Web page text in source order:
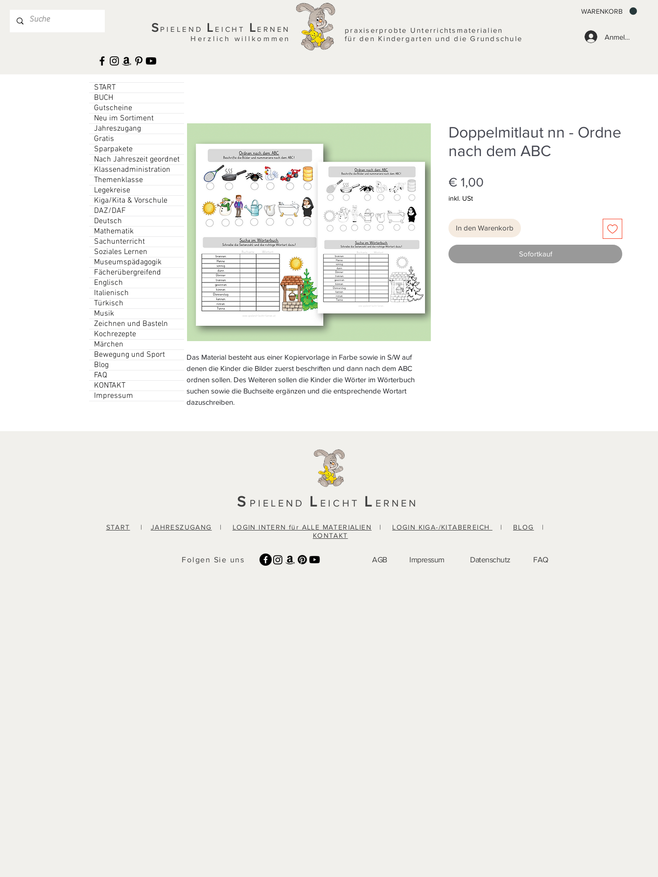
Anmelden
WARENKORB
S PIELEND L EICHT L ERNEN
Herzlich willkommen
praxiserprobte Unterrichtsmaterialien
für den Kindergarten und die Grundschule
Das Material besteht aus einer Kopiervorlage in Farbe sowie in S/W auf
denen die Kinder die Bilder zuerst beschriften und dann nach dem ABC
ordnen sollen. Des Weiteren sollen die Kinder die Wörter im Wörterbuch
suchen sowie die Buchseite ergänzen und die entsprechende Wortart
dazuschreiben.
Doppelmitlaut nn - Ordne
nach dem ABC
€ 1,00
inkl. USt
In den Warenkorb
Sofortkauf
START
BUCH
Gutscheine
Neu im Sortiment
Jahreszugang
Gratis
Sparpakete
Nach Jahreszeit geordnet
Klassenadministration
Themenklasse
Legekreise
Kiga/Kita & Vorschule
DAZ/DAF
Deutsch
Mathematik
Sachunterricht
Soziales Lernen
Museumspädagogik
Fächerübergreifend
Englisch
Italienisch
Türkisch
Musik
Zeichnen und Basteln
Kochrezepte
Märchen
Bewegung und Sport
Blog
FAQ
KONTAKT
Impressum
S PIELEND L EICHT L ERNEN
START | JAHRESZUGANG | LOGIN INTERN für ALLE MATERIALIEN | LOGIN KIGA-/KITABEREICH | BLOG
|
KONTAKT
Folgen Sie uns AGB Impressum Datenschutz FAQ